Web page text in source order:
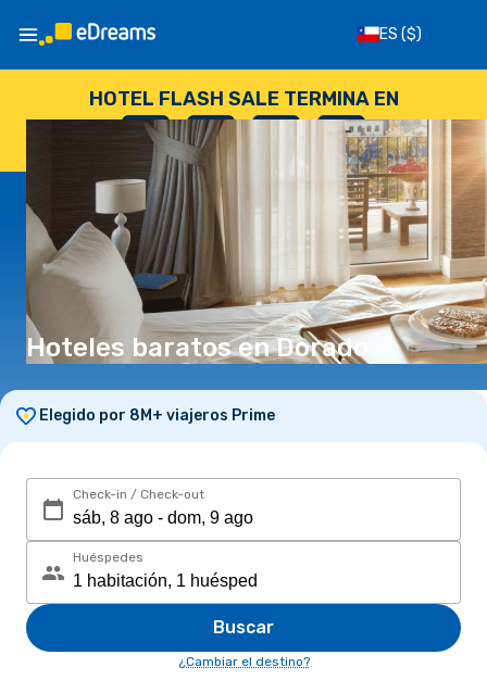
ES ($)
HOTEL FLASH SALE TERMINA EN
--
DÍAS
: --
HORAS
: --
SEGUNDOS
Hoteles baratos en Dorado
Elegido por 8M+ viajeros Prime
Check-in / Check-out
Huéspedes
Buscar
¿Cambiar el destino?